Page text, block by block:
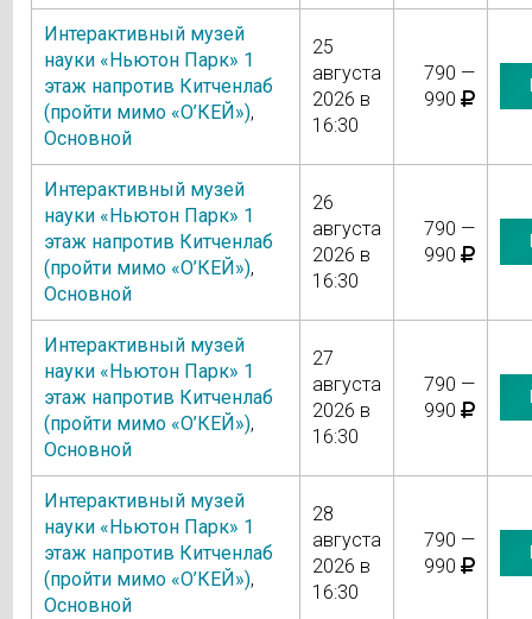
Интерактивный музей
науки «Ньютон Парк» 1
этаж напротив Китченлаб
(пройти мимо «О’КЕЙ»),
Основной
25
августа
2026 в
16:30
790 —
990
Интерактивный музей
науки «Ньютон Парк» 1
этаж напротив Китченлаб
(пройти мимо «О’КЕЙ»),
Основной
26
августа
2026 в
16:30
790 —
990
Интерактивный музей
науки «Ньютон Парк» 1
этаж напротив Китченлаб
(пройти мимо «О’КЕЙ»),
Основной
27
августа
2026 в
16:30
790 —
990
Интерактивный музей
науки «Ньютон Парк» 1
этаж напротив Китченлаб
(пройти мимо «О’КЕЙ»),
Основной
28
августа
2026 в
16:30
790 —
990